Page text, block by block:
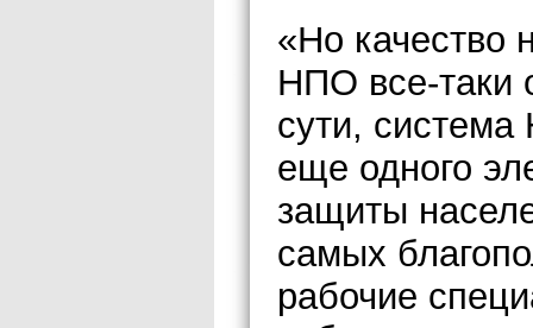
«Но качество
НПО все-таки
сути,
еще одного
защиты
самых
рабочие